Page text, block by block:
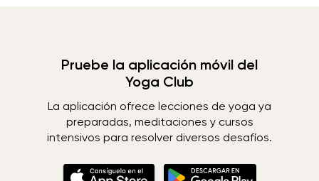
Pruebe la aplicación móvil del
Yoga Club
La aplicación ofrece lecciones de yoga ya
preparadas, meditaciones y cursos
intensivos para resolver diversos desafíos.